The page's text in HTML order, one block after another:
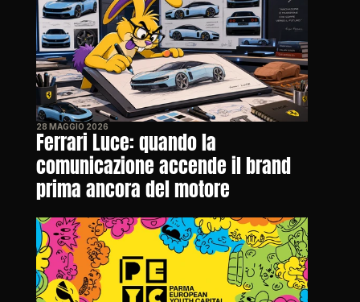
28 MAGGIO 2026
Ferrari Luce: quando la
comunicazione accende il brand
prima ancora del motore